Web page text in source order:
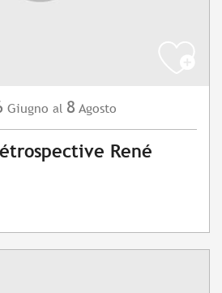
Giugno al 8 Agosto
René